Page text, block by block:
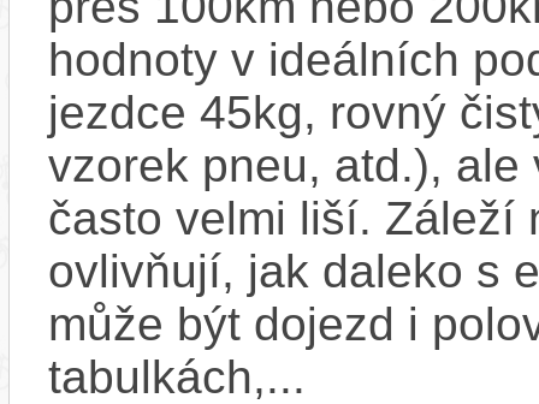
hodnoty v ideálních
jezdce 45kg, rovný
vzorek pneu, atd.),
často velmi liší. Záleží
ovlivňují, jak daleko s
může být dojezd i
tabulkách,...